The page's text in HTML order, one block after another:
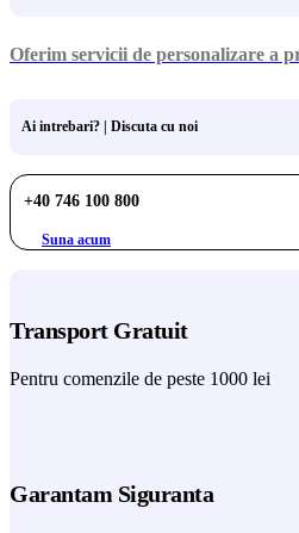
Oferim servicii de personalizare a
Ai intrebari? | Discuta cu noi
+40 746 100 800
Suna acum
Transport Gratuit
Pentru comenzile de peste 1000 lei
Garantam Siguranta